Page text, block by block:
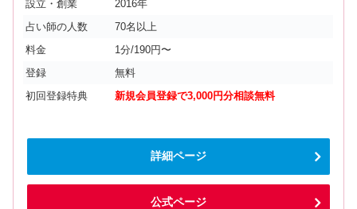
設立・創業
2016年
占い師の人数
70名以上
料金
1分/190円〜
登録
無料
初回登録特典
新規会員登録で3,000円分相談無料
詳細ページ
公式ページ